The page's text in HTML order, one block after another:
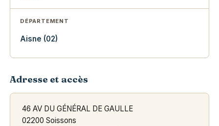
DÉPARTEMENT
Aisne (02)
Adresse et accès
46 AV DU GÉNÉRAL DE GAULLE
02200 Soissons